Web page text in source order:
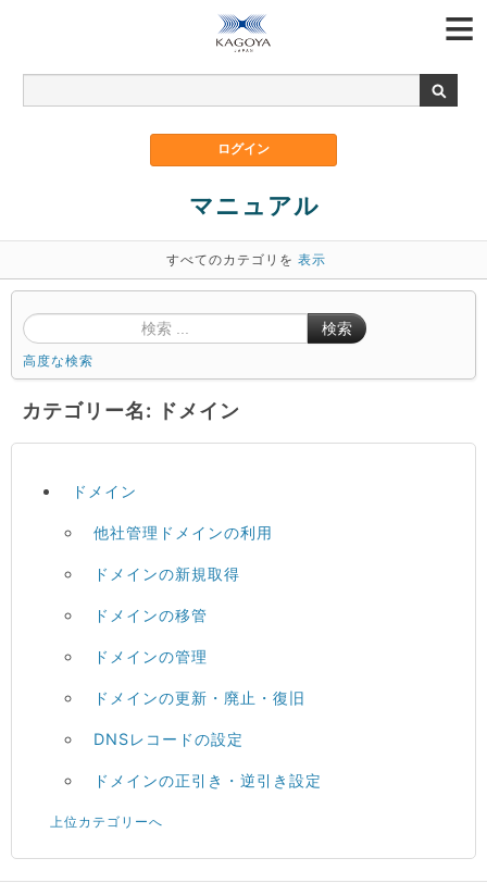
マニュアル
すべてのカテゴリを 表示
検索
高度な検索
カテゴリー名: ドメイン
ドメイン
他社管理ドメインの利用
ドメインの新規取得
ドメインの移管
ドメインの管理
ドメインの更新・廃止・復旧
DNSレコードの設定
ドメインの正引き・逆引き設定
上位カテゴリーへ